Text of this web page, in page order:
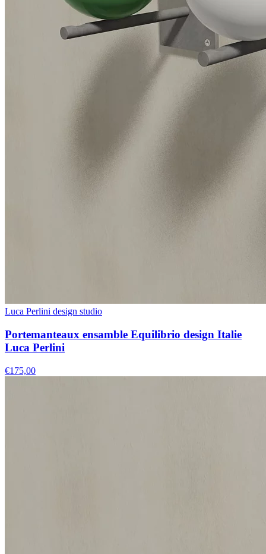
Luca Perlini design studio
Portemanteaux ensamble Equilibrio design Italie
Luca Perlini
€175,00